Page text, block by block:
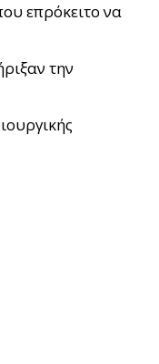
επρόκειτο να
την